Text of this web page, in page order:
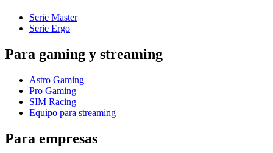
Serie Master
Serie Ergo
Para gaming y streaming
Astro Gaming
Pro Gaming
SIM Racing
Equipo para streaming
Para empresas